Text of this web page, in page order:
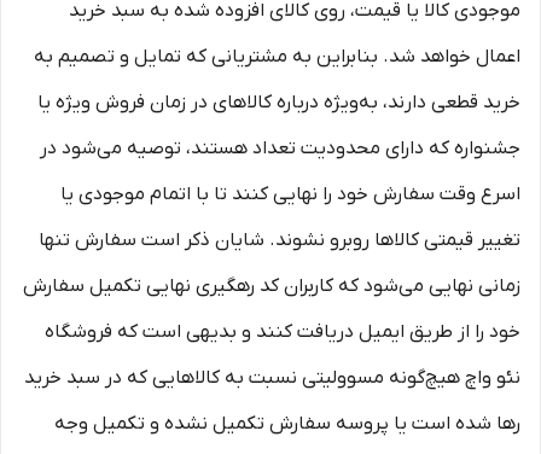
موجودی کالا یا قیمت، روی کالای افزوده شده به سبد خرید
اعمال خواهد شد. بنابراین به مشتریانی که تمایل و تصمیم به
خرید قطعی دارند، به‌ویژه درباره کالاهای در زمان فروش ویژه یا
جشنواره که دارای محدودیت تعداد هستند، توصیه می‌شود در
اسرع وقت سفارش خود را نهایی کنند تا با اتمام موجودی یا
تغییر قیمتی کالاها روبرو نشوند. شایان ذکر است سفارش تنها
زمانی نهایی می‌شود که کاربران کد رهگیری نهایی تکمیل سفارش
خود را از طریق ایمیل دریافت کنند و بدیهی است که فروشگاه
نئو واچ هیچ‌گونه مسوولیتی نسبت به کالاهایی که در سبد خرید
رها شده است یا پروسه سفارش تکمیل نشده و تکمیل وجه